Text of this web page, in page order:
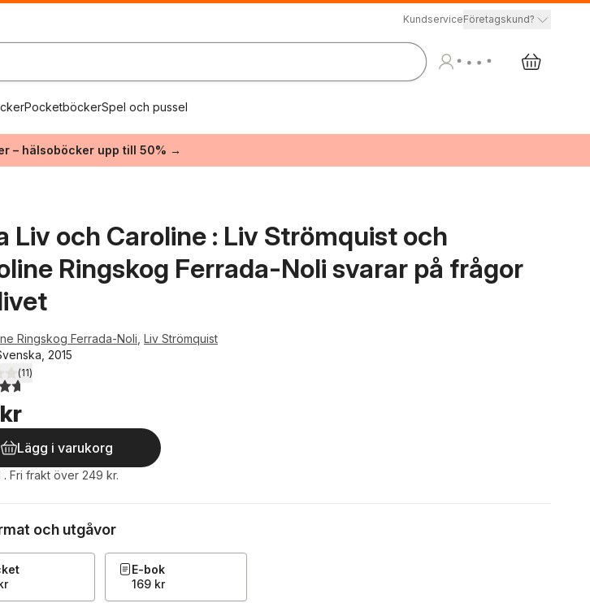
KundserviceFöretagskund?
PocketböckerSpel och pussel
– hälsoböcker upp till 50% →
Liv och Caroline : Liv Strömquist och
Ringskog Ferrada-Noli svarar på frågor
Ringskog Ferrada-Noli Liv Strömquist
2015
stjärnor. Totalt antal röster:
(11)
Lägg i varukorg
. Fri frakt över 249 kr.
och utgåvor
E-bok
169 kr